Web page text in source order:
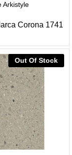
Arkistyle
Corona 1741
Out Of Stock